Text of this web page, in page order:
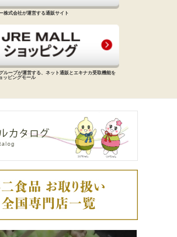
株式会社が運営する通販サイト
ループが運営する、 ネット通販とエキナカ受取機能を
ッピングモール